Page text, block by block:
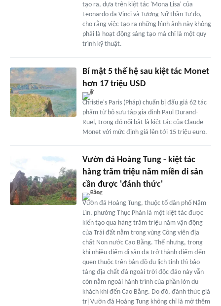
tạo ra, dựa trên kiệt tác 'Mona Lisa' của
Leonardo da Vinci và Tượng Nữ thần Tự do,
cho rằng việc tạo ra những hình ảnh này không
phải là hoạt động sáng tạo mà chỉ là một quy
trình kỹ thuật.
Bí mật 5 thế hệ sau kiệt tác Monet
hơn 17 triệu USD
Christie's Paris (Pháp) chuẩn bị đấu giá 62 tác
phẩm từ bộ sưu tập gia đình Paul Durand-
Ruel, trong đó nổi bật là kiệt tác của Claude
Monet với mức định giá lên tới 15 triệu euro.
Vườn đá Hoàng Tung - kiệt tác
hàng trăm triệu năm miền di sản
cần được 'đánh thức'
Vườn đá Hoàng Tung, thuộc tổ dân phố Nặm
Lìn, phường Thục Phán là một kiệt tác được
kiến tạo qua hàng trăm triệu năm vận động
của Trái đất nằm trong vùng Công viên địa
chất Non nước Cao Bằng. Thế nhưng, trong
khi nhiều điểm di sản đã trở thành điểm đến
quen thuộc trên bản đồ du lịch tỉnh thì bảo
tàng địa chất đá ngoài trời độc đáo này vẫn
còn nằm ngoài hành trình của phần lớn du
khách khi đến Cao Bằng. Do đó, đánh thức giá
trị Vườn đá Hoàng Tung không chỉ là mở thêm